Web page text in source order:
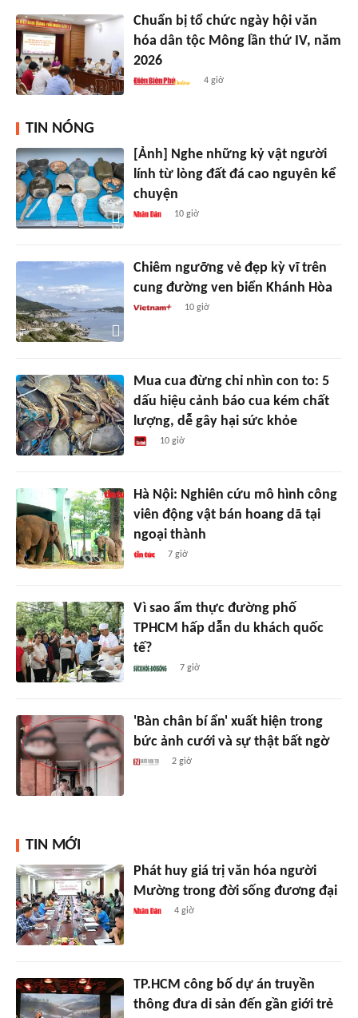
Chuẩn bị tổ chức ngày hội văn
hóa dân tộc Mông lần thứ IV, năm
2026
4 giờ
TIN NÓNG
[Ảnh] Nghe những kỷ vật người
lính từ lòng đất đá cao nguyên kể
chuyện
10 giờ
Chiêm ngưỡng vẻ đẹp kỳ vĩ trên
cung đường ven biển Khánh Hòa
10 giờ
Mua cua đừng chỉ nhìn con to: 5
dấu hiệu cảnh báo cua kém chất
lượng, dễ gây hại sức khỏe
10 giờ
Hà Nội: Nghiên cứu mô hình công
viên động vật bán hoang dã tại
ngoại thành
7 giờ
Vì sao ẩm thực đường phố
TPHCM hấp dẫn du khách quốc
tế?
7 giờ
'Bàn chân bí ẩn' xuất hiện trong
bức ảnh cưới và sự thật bất ngờ
2 giờ
TIN MỚI
Phát huy giá trị văn hóa người
Mường trong đời sống đương đại
4 giờ
TP.HCM công bố dự án truyền
thông đưa di sản đến gần giới trẻ